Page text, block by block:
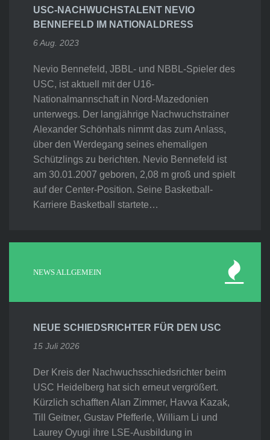
USC-NACHWUCHSTALENT NEVIO
BENNEFELD IM NATIONALDRESS
6 Aug. 2023
Nevio Bennefeld, JBBL- und NBBL-Spieler des
USC, ist aktuell mit der U16-
Nationalmannschaft in Nord-Mazedonien
unterwegs. Der langjährige Nachwuchstrainer
Alexander Schönhals nimmt das zum Anlass,
über den Werdegang seines ehemaligen
Schützlings zu berichten. Nevio Bennefeld ist
am 30.01.2007 geboren, 2,08 m groß und spielt
auf der Center-Position. Seine Basketball-
Karriere Basketball startete…
NEWS ALLGEMEIN
NEUE SCHIEDSRICHTER FÜR DEN USC
15 Juli 2026
Der Kreis der Nachwuchsschiedsrichter beim
USC Heidelberg hat sich erneut vergrößert.
Kürzlich schafften Alan Zimmer, Havva Kazak,
Till Geitner, Gustav Pfefferle, William Li und
Laurey Oyugi ihre LSE-Ausbildung in